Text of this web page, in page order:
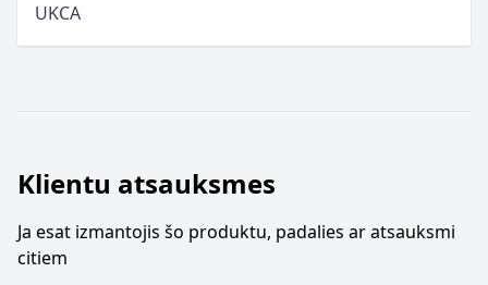
UKCA
Klientu atsauksmes
Ja esat izmantojis šo produktu, padalies ar atsauksmi
citiem